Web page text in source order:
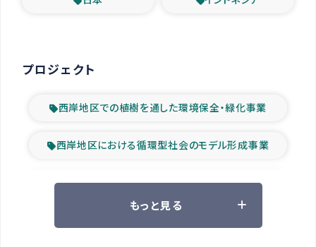
プロジェクト
西岸地区での植樹を通した環境保全・緑化事業
西岸地区における循環型社会のモデル形成事業
ツアー参加者の声
もっと見る